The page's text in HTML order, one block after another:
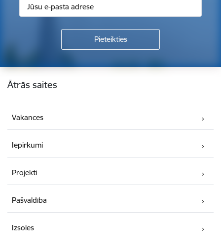
Kājene
Ātrās saites
Vakances
Iepirkumi
Projekti
Pašvaldība
Izsoles